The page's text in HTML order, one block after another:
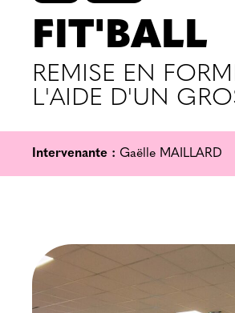
FIT'BALL
REMISE EN
L'AIDE D'UN
Intervenante : Gaëlle MAILLARD